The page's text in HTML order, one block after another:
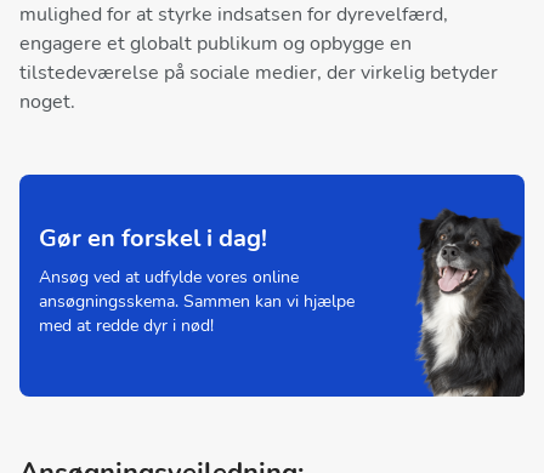
mulighed for at styrke indsatsen for dyrevelfærd,
engagere et globalt publikum og opbygge en
tilstedeværelse på sociale medier, der virkelig betyder
noget.
Gør en forskel i dag!
Ansøg ved at udfylde vores online
ansøgningsskema. Sammen kan vi hjælpe
med at redde dyr i nød!